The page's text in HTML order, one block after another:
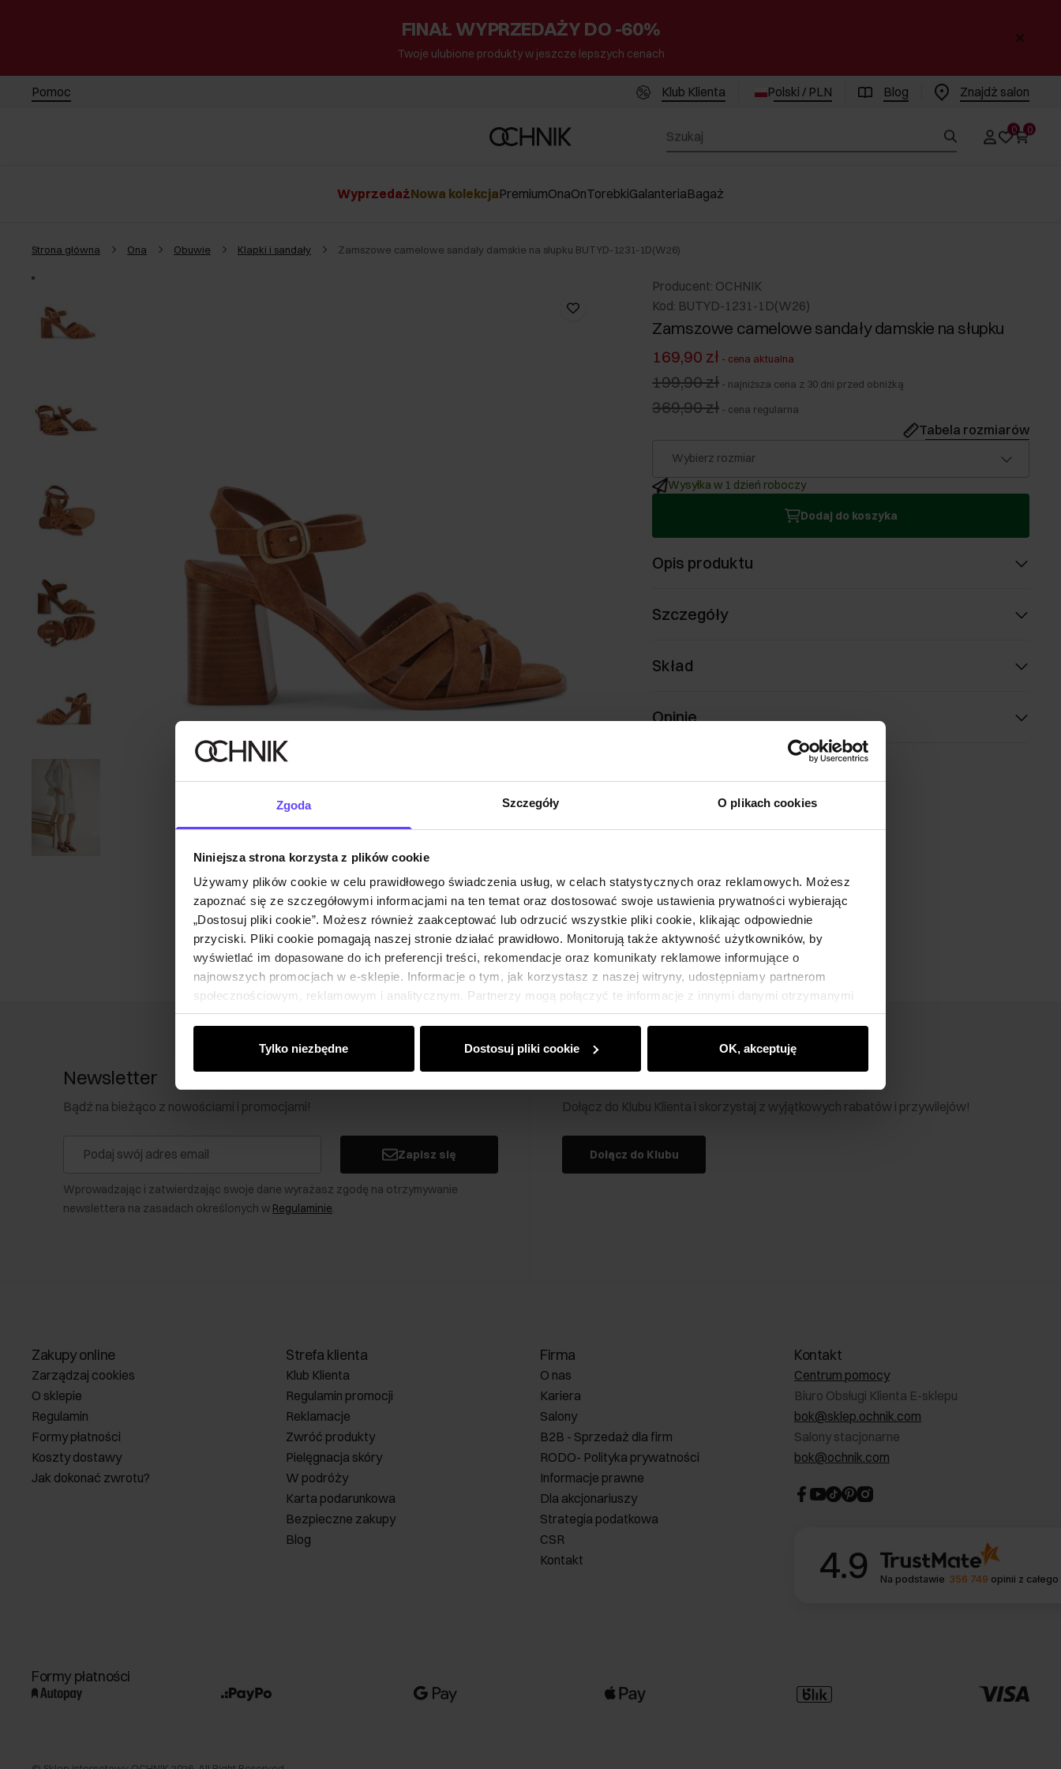
Zgoda Szczegóły O plikach cookies
Niniejsza strona korzysta z plików cookie
Używamy plików cookie w celu prawidłowego świadczenia usług, w celach statystycznych oraz reklamowych. Możesz
zapoznać się ze szczegółowymi informacjami na ten temat oraz dostosować swoje ustawienia prywatności wybierając
„Dostosuj pliki cookie”. Możesz również zaakceptować lub odrzucić wszystkie pliki cookie, klikając odpowiednie
przyciski. Pliki cookie pomagają naszej stronie działać prawidłowo. Monitorują także aktywność użytkowników, by
wyświetlać im dopasowane do ich preferencji treści, rekomendacje oraz komunikaty reklamowe informujące o
najnowszych promocjach w e-sklepie. Informacje o tym, jak korzystasz z naszej witryny, udostępniamy partnerom
społecznościowym, reklamowym i analitycznym. Partnerzy mogą połączyć te informacje z innymi danymi otrzymanymi
od Ciebie lub uzyskanymi podczas korzystania z ich usług.
Tylko niezbędne Dostosuj pliki cookie OK, akceptuję
FINAŁ WYPRZEDAŻY DO -60%
Twoje ulubione produkty w jeszcze lepszych cenach
Pomoc Klub Klienta Polski / PLN Blog Znajdż salon
0 0
WyprzedażNowa kolekcjaPremiumOnaOnTorebkiGalanteriaBagaż
Strona główna Ona Obuwie Klapki i sandały Zamszowe camelowe sandały damskie na słupku BUTYD-1231-1D(W26)
Producent: OCHNIK
Kod: BUTYD-1231-1D(W26)
Zamszowe camelowe sandały damskie na słupku
169,90 zł - cena aktualna
199,90 zł - najniższa cena z 30 dni przed obniżką
369,90 zł - cena regularna
Tabela rozmiarów
Wybierz rozmiar
Wysyłka w 1 dzień roboczy
Dodaj do koszyka
Opis produktu
Szczegóły
Skład
Opinie
Newsletter
Bądź na bieżąco z nowościami i promocjami!
Zapisz się
Wprowadzając i zatwierdzając swoje dane wyrażasz zgodę na otrzymywanie
newslettera na zasadach określonych w Regulaminie.
Klub Klienta Ochnik
Dołącz do Klubu Klienta i skorzystaj z wyjątkowych rabatów i przywilejów!
Dołącz do Klubu
Zakupy online
Zarządzaj cookies
O sklepie
Regulamin
Formy płatności
Koszty dostawy
Jak dokonać zwrotu?
Strefa klienta
Klub Klienta
Regulamin promocji
Reklamacje
Zwróć produkty
Pielęgnacja skóry
W podróży
Karta podarunkowa
Bezpieczne zakupy
Blog
Firma
O nas
Kariera
Salony
B2B - Sprzedaż dla firm
RODO- Polityka prywatności
Informacje prawne
Dla akcjonariuszy
Strategia podatkowa
CSR
Kontakt
Kontakt
Centrum pomocy
Biuro Obsługi Klienta E-sklepu
bok@sklep.ochnik.com
Salony stacjonarne
bok@ochnik.com
4.9 Na podstawie 356 749 opinii z
Formy płatności